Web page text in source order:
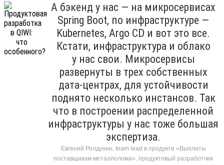
А бэкенд у нас — на микросервисах
Spring Boot, по инфраструктуре —
Kubernetes, Argo CD и вот это все.
Кстати, инфраструктура и облако
у нас свои. Микросервисы
развернуты в трех собственных
дата-центрах, для устойчивости
поднято несколько инстансов. Так
что в построении распределенной
инфраструктуры у нас тоже большая
экспертиза.
Евгений Ролдухин, team lead в продукте «Выплаты
поставщикам металлолома», продуктовый разработчик